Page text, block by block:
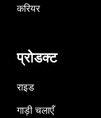
करियर
प्रोडक्ट
राइड
गाड़ी चलाएँ